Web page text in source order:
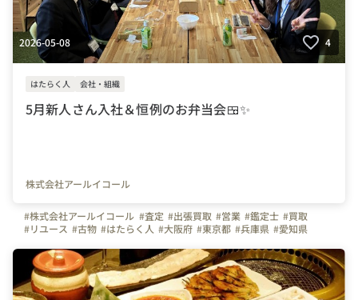
2026-05-08 4
はたらく人 会社・組織
5月新人さん入社＆恒例のお弁当会🍱✨
株式会社アールイコール
#株式会社アールイコール #査定 #出張買取 #営業 #鑑定士 #買取
#リユース #古物 #はたらく人 #大阪府 #東京都 #兵庫県 #愛知県
#写真で伝える会社の雰囲気
#お弁当 #ランチ #社内イベント
#自慢の福利厚生 #福岡県 #研修制度 #未経験歓迎 #お金のハナシ
#インセンティブ #インセン #インセンティブ制度 #お弁当会 #ごはん
#交流 #交流会 #会社の雰囲気